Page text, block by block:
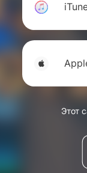
Этот